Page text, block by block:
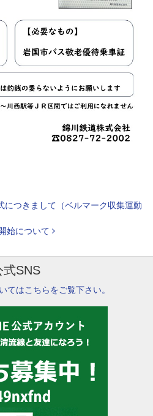
ン
につきまして（ベルマーク収集運動
始について
式SNS
てはこちらをご覧下さい。